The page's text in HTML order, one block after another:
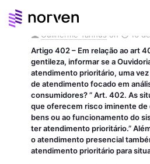
Guilherme Tannus on
16
Artigo 402 – Em relação ao art
gentileza, informar se a
atendimento prioritário, uma
de atendimento focado em
consumidores? ” Art. 402. As
que oferecem risco iminente de
bens ou ao funcionamento do
ter atendimento prioritário.”
o atendimento presencial
atendimento prioritário para